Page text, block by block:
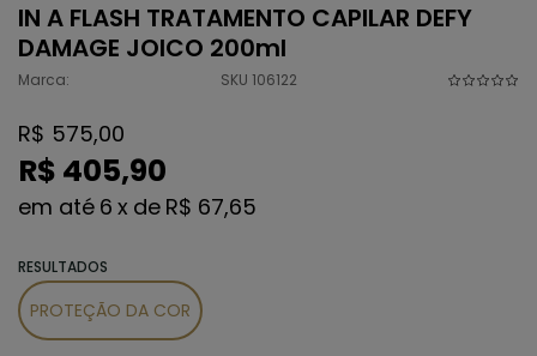
IN A FLASH TRATAMENTO CAPILAR DEFY
DAMAGE JOICO 200ml
Marca: SKU 106122
R$ 575,00
R$ 405,90
6 x de R$ 67,65
RESULTADOS
PROTEÇÃO DA COR